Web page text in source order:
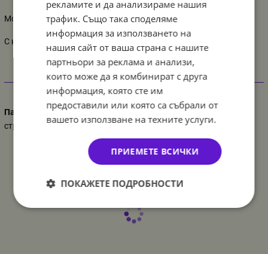
Може да се напълни с хелий, за да лети, или с въздух.
С клапа, пакетиран.
Характеристики
Парти украса
строителни машини
рекламите и да анализираме нашия
трафик. Също така споделяме
информация за използването на
нашия сайт от ваша страна с нашите
партньори за реклама и анализи,
които може да я комбинират с друга
информация, която сте им
предоставили или която са събрали от
вашето използване на техните услуги.
ПРИЕМЕТЕ ВСИЧКИ
ПОКАЖЕТЕ ПОДРОБНОСТИ